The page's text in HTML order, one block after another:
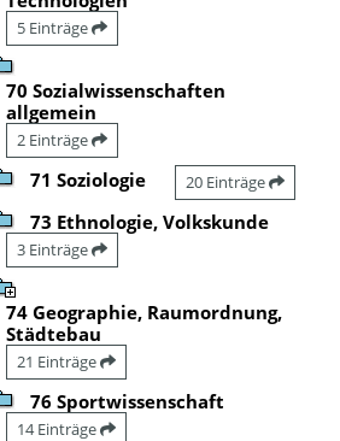
5 Einträge
70 Sozialwissenschaften
allgemein
2 Einträge
71 Soziologie 20 Einträge
73 Ethnologie, Volkskunde
3 Einträge
74 Geographie, Raumordnung,
Städtebau
21 Einträge
76 Sportwissenschaft
14 Einträge